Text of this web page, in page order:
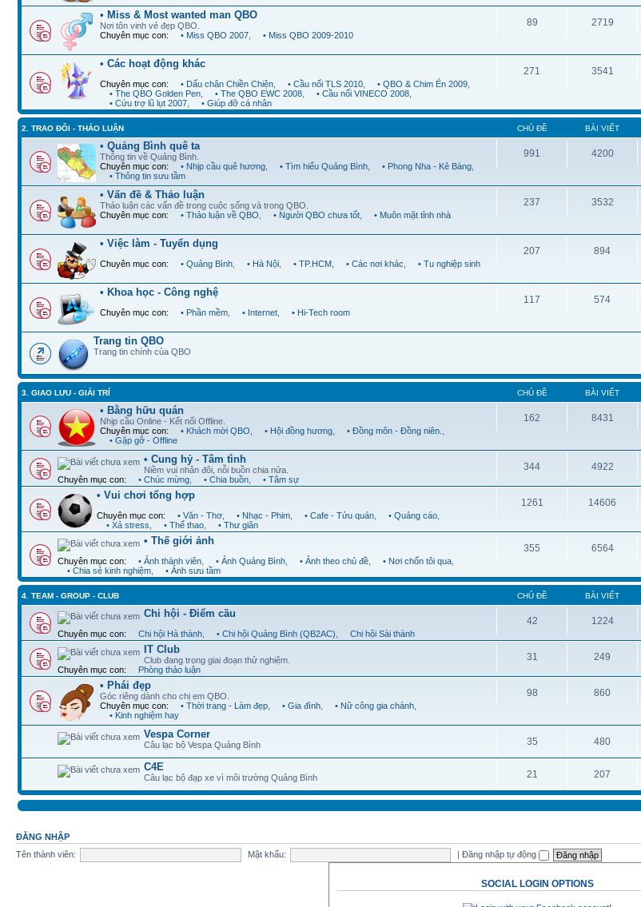
• Miss & Most wanted man QBO
Nơi tôn vinh vẻ đẹp QBO.
Chuyên mục con:
• Miss QBO 2007 • Miss QBO 2009-2010
89 2719
• Các hoạt động khác
Chuyên mục con: • Dấu chân Chiền Chiện • Cầu nối TLS 2010 • QBO & Chim Én 2009
• The QBO Golden Pen
• The QBO EWC 2008 • Cầu nối VINECO 2008
• Cứu trợ lũ lụt 2007
• Giúp đỡ cá nhân
271 3541
2. TRAO ĐỔI - THẢO LUẬN CHỦ ĐỀ BÀI VIẾT
• Quảng Bình quê ta
Thông tin về Quảng Bình.
Chuyên mục con:
• Nhịp cầu quê hương • Tìm hiểu Quảng Bình • Phong Nha - Kẻ Bàng
• Thông tin sưu tầm
991 4200
• Vấn đề & Thảo luận
Thảo luận các vấn đề trong cuộc sống và trong QBO.
Chuyên mục con:
• Thảo luận về QBO • Người QBO chưa tốt • Muôn mặt tỉnh nhà
237 3532
• Việc làm - Tuyển dụng
Chuyên mục con: • Quảng Bình • Hà Nội • TP.HCM • Các nơi khác • Tu nghiệp sinh
207 894
• Khoa học - Công nghệ
Chuyên mục con: • Phần mềm • Internet • Hi-Tech room
117 574
Trang tin QBO
Trang tin chính của QBO
3. GIAO LƯU - GIẢI TRÍ CHỦ ĐỀ BÀI VIẾT
• Bằng hữu quán
Nhịp cầu Online - Kết nối Offline.
Chuyên mục con:
• Khách mời QBO • Hội đồng hương • Đồng môn - Đồng niên.
• Gặp gỡ - Offline
162 8431
• Cung hỷ - Tâm tình
Niềm vui nhân đôi, nỗi buồn chia nửa.
Chuyên mục con:
• Chúc mừng • Chia buồn • Tâm sự
344 4922
• Vui chơi tổng hợp
Chuyên mục con: • Văn - Thơ • Nhạc - Phim • Cafe - Tửu quán • Quảng cáo
• Xả stress
• Thể thao • Thư giãn
1261 14606
• Thế giới ảnh
Chuyên mục con: • Ảnh thành viên • Ảnh Quảng Bình • Ảnh theo chủ đề • Nơi chốn tôi qua
• Chia sẻ kinh nghiệm
• Ảnh sưu tầm
355 6564
4. TEAM - GROUP - CLUB CHỦ ĐỀ BÀI VIẾT
Chi hội - Điểm cầu
Chuyên mục con: Chi hội Hà thành • Chi hội Quảng Bình (QB2AC) Chi hội Sài thành
42 1224
IT Club
Club đang trong giai đoạn thử nghiệm.
Chuyên mục con:
Phòng thảo luận
31 249
• Phái đẹp
Góc riêng dành cho chị em QBO.
Chuyên mục con:
• Thời trang - Làm đẹp • Gia đình • Nữ công gia chánh
• Kinh nghiệm hay
98 860
Vespa Corner
Câu lạc bộ Vespa Quảng Bình 35 480
C4E
Câu lạc bộ đạp xe vì môi trường Quảng Bình 21 207
ĐĂNG NHẬP
Tên thành viên:
Mật khẩu: |Đăng nhập tự động
SOCIAL LOGIN OPTIONS